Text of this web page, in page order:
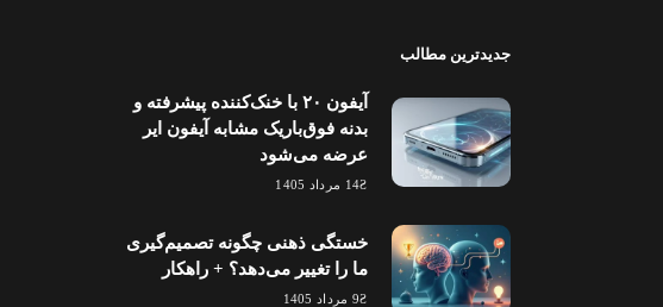
جدیدترین مطالب
آیفون ۲۰ با خنک‌کننده پیشرفته و
بدنه فوق‌باریک مشابه آیفون ایر
عرضه می‌شود
14 مرداد 1405
خستگی ذهنی چگونه تصمیم‌گیری
ما را تغییر می‌دهد؟ + راهکار
9 مرداد 1405